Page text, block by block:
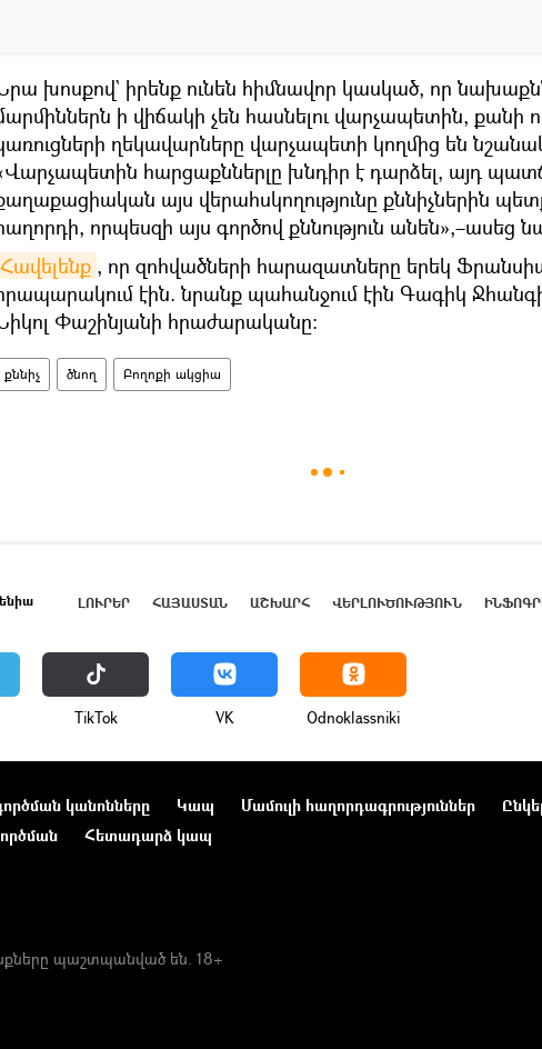
խոսքով` իրենք ունեն հիմնավոր կասկած, որ
ի վիճակի չեն հասնելու վարչապետին, քանի
ղեկավարները վարչապետի կողմից են
հարցաքններլը խնդիր է դարձել, այդ
այս վերահսկողությունը քննիչներին
որպեսզի այս գործով քննություն անեն»,–ասեց
Հավելենք , որ զոհվածների հարազատները երեկ
էին. նրանք պահանջում էին Գագիկ
Փաշինյանի հրաժարականը։
քննիչ ծնող Բողոքի ակցիա
ԼՈՒՐԵՐ ՀԱՅԱՍՏԱՆ ԱՇԽԱՐՀ ՎԵՐԼՈՒԾՈՒԹՅՈՒՆ
ТikТоk VK Odnoklassniki
կանոնները Կապ Մամուլի հաղորդագրություններ
Հետադարձ կապ
պաշտպանված են. 18+